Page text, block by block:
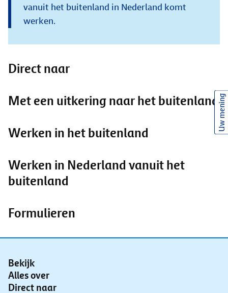
vanuit het buitenland in Nederland komt
werken.
Direct naar
Met een uitkering naar het buitenland
Werken in het buitenland
Werken in Nederland vanuit het
buitenland
Formulieren
Bekijk
Alles over
Direct naar
Uw mening